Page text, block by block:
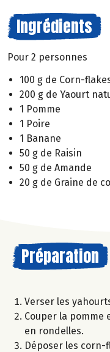
Ingrédients
Pour 2 personnes
100 g de Corn-
200 g de Yaourt
1 Pomme
1 Poire
1 Banane
50 g de Raisin
50 g de Amande
20 g de Graine de
Préparation
Verser les
Couper la pomme
en rondelles.
Déposer les corn-